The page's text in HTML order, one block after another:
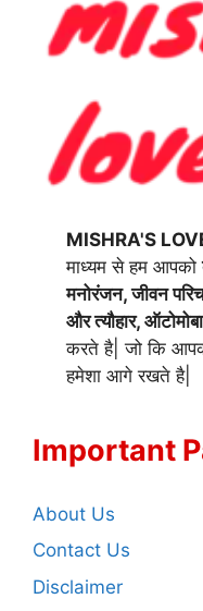
MISHRA'S
माध्यम से हम आपको
मनोरंजन, जीवन
और त्यौहार,
करते है| जो कि
हमेशा आगे रखते है|
Important
About Us
Contact Us
Disclaimer